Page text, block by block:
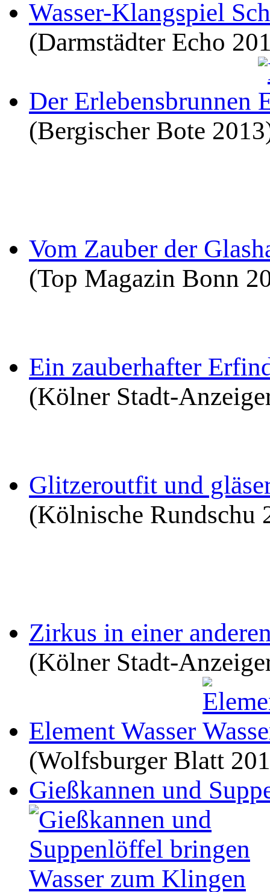
Wasser-Klangspiel
(Darmstädter Echo
Der Erlebensbrunnen
(Bergischer Bote
Vom Zauber der
(Top Magazin Bonn
Ein zauberhafter
(Kölner Stadt-
Glitzeroutfit und
(Kölnische Rundschu
Zirkus in einer
(Kölner Stadt-
Element Wasser
(Wolfsburger Blatt
Gießkannen und